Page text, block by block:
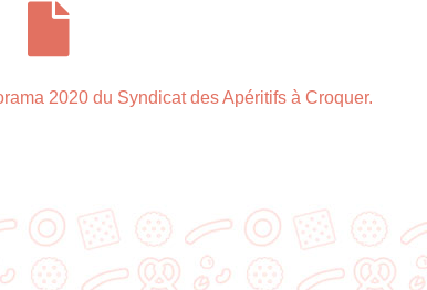
2020 du Syndicat des Apéritifs à Croquer.